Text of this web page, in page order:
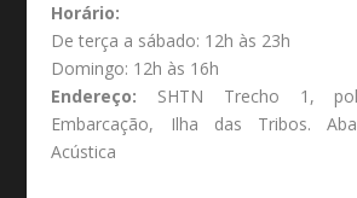
Horário:
De terça a sábado: 12h às 23h
Domingo: 12h às 16h
Endereço: SHTN Trecho 1,
Embarcação, Ilha das Tribos.
Acústica